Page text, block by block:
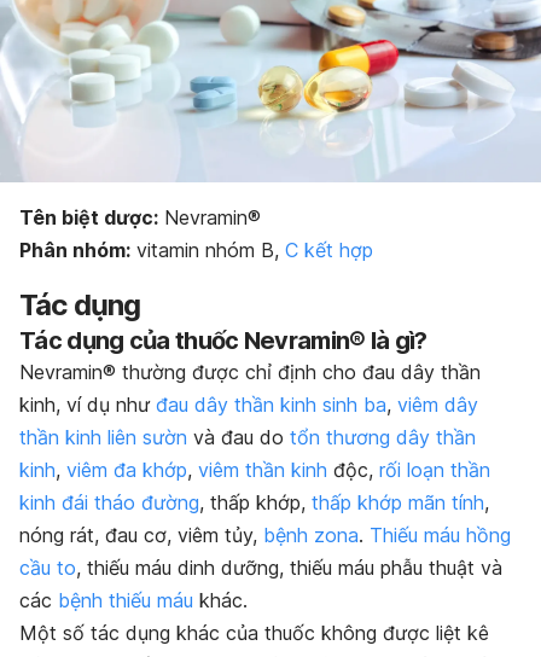
Tên biệt dược: Nevramin®
Phân nhóm: vitamin nhóm B, C kết hợp
Tác dụng
Tác dụng của thuốc Nevramin® là gì?
Nevramin® thường được chỉ định cho đau dây thần
kinh, ví dụ như đau dây thần kinh sinh ba, viêm dây
thần kinh liên sườn và đau do tổn thương dây thần
kinh, viêm đa khớp, viêm thần kinh độc, rối loạn thần
kinh đái tháo đường, thấp khớp, thấp khớp mãn tính,
nóng rát, đau cơ, viêm tủy, bệnh zona. Thiếu máu hồng
cầu to, thiếu máu dinh dưỡng, thiếu máu phẫu thuật và
các bệnh thiếu máu khác.
Một số tác dụng khác của thuốc không được liệt kê